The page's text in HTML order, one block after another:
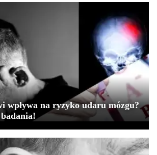
wpływa na ryzyko udaru mózgu?